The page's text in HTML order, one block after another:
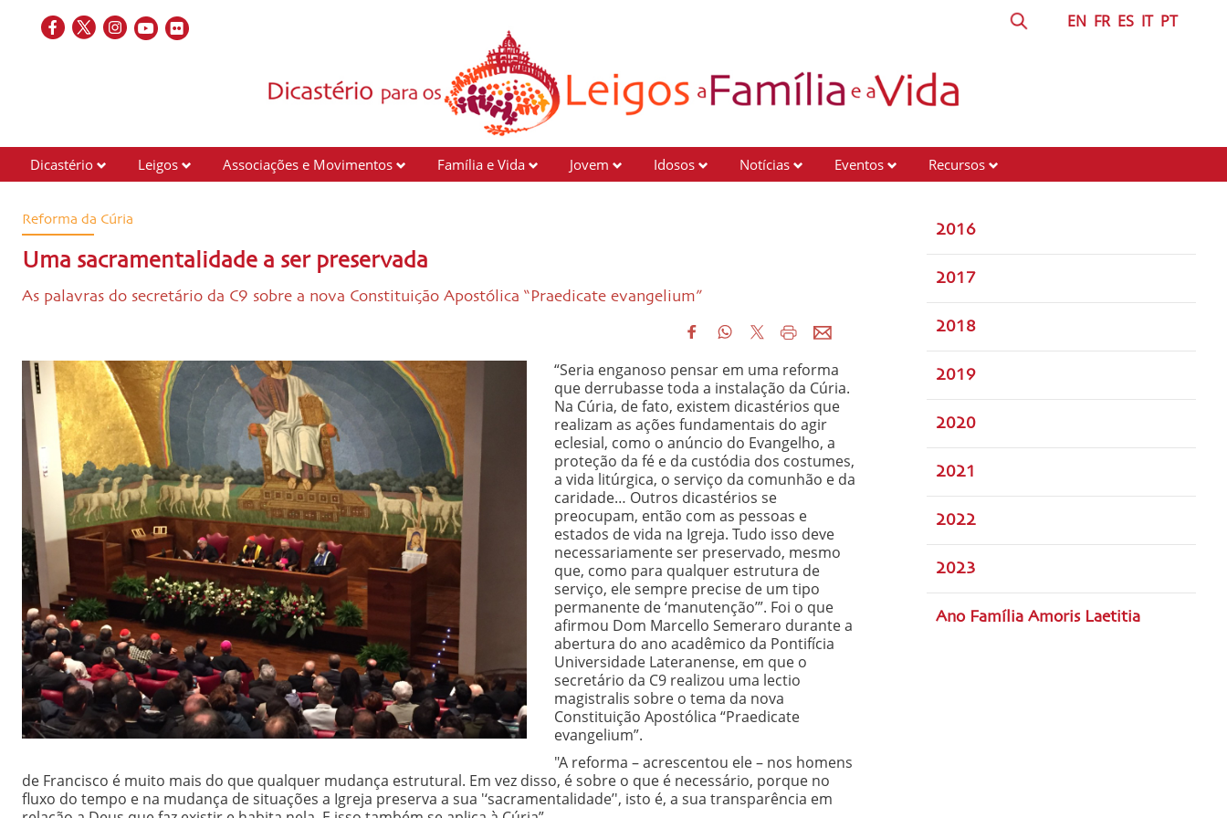
EN FR ES IT PT
Dicastério Leigos Associações e Movimentos Família e Vida Jovem Idosos Notícias Eventos Recursos
Reforma da Cúria
Uma sacramentalidade a ser preservada
As palavras do secretário da C9 sobre a nova Constituição Apostólica “Praedicate evangelium”
“Seria enganoso pensar em uma reforma
que derrubasse toda a instalação da Cúria.
Na Cúria, de fato, existem dicastérios que
realizam as ações fundamentais do agir
eclesial, como o anúncio do Evangelho, a
proteção da fé e da custódia dos costumes,
a vida litúrgica, o serviço da comunhão e da
caridade… Outros dicastérios se
preocupam, então com as pessoas e
estados de vida na Igreja. Tudo isso deve
necessariamente ser preservado, mesmo
que, como para qualquer estrutura de
serviço, ele sempre precise de um tipo
permanente de ‘manutenção’”. Foi o que
afirmou Dom Marcello Semeraro durante a
abertura do ano acadêmico da Pontifícia
Universidade Lateranense, em que o
secretário da C9 realizou uma lectio
magistralis sobre o tema da nova
Constituição Apostólica “Praedicate
evangelium”.
"A reforma – acrescentou ele – nos homens
de Francisco é muito mais do que qualquer mudança estrutural. Em vez disso, é sobre o que é necessário, porque no
fluxo do tempo e na mudança de situações a Igreja preserva a sua '‘sacramentalidade’', isto é, a sua transparência em
2016
2017
2018
2019
2020
2021
2022
2023
Ano Família Amoris Laetitia